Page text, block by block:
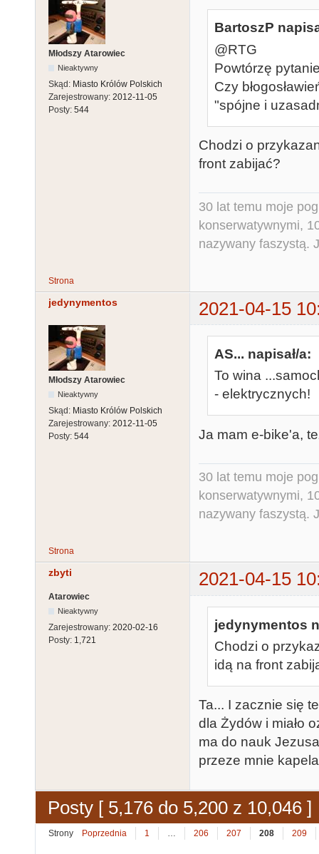
Młodszy Atarowiec
Nieaktywny
Skąd: Miasto Królów Polskich
Zarejestrowany: 2012-11-05
Posty: 544
BartoszP
@RTG
Powtórzę
Czy
"spójne i
Chodzi o
front zabijać?
30 lat temu moje
konserwatywnymi,
nazywany faszystą.
Strona
jedynymentos 2021-04-15
Młodszy Atarowiec
Nieaktywny
Skąd: Miasto Królów Polskich
Zarejestrowany: 2012-11-05
Posty: 544
AS... napisał/a:
To wina
- elektrycznych!
Ja mam e-bike'a,
30 lat temu moje
konserwatywnymi,
nazywany faszystą.
Strona
zbyti 2021-04-15
Atarowiec
Nieaktywny
Zarejestrowany: 2020-02-16
Posty: 1,721
jedynymentos
Chodzi o
idą na front
Ta... I zacznie się
dla Żydów i miało
ma do nauk
przeze mnie
Posty [ 5,176 do 5,200 z 10,046 ]
Strony Poprzednia 1 … 206 207 208 209